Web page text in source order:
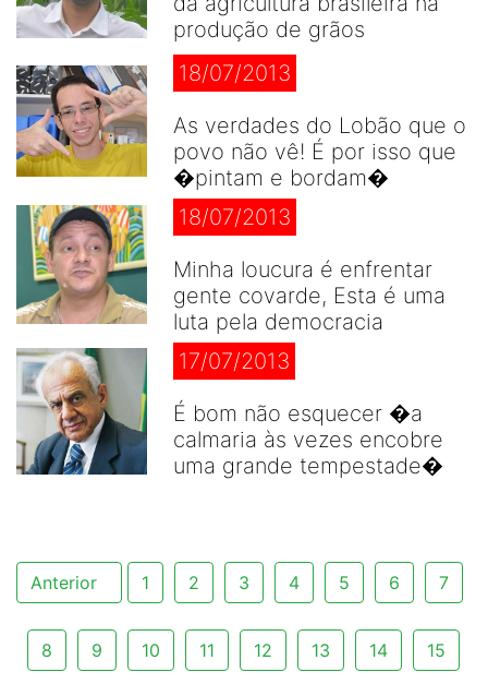
produção de grãos
18/07/2013
As verdades do Lobão que o
povo não vê! É por isso que
�pintam e bordam�
18/07/2013
Minha loucura é enfrentar
gente covarde, Esta é uma
luta pela democracia
17/07/2013
É bom não esquecer �a
calmaria às vezes encobre
uma grande tempestade�
Anterior 1 2 3 4 5 6 7
8 9 10 11 12 13 14 15